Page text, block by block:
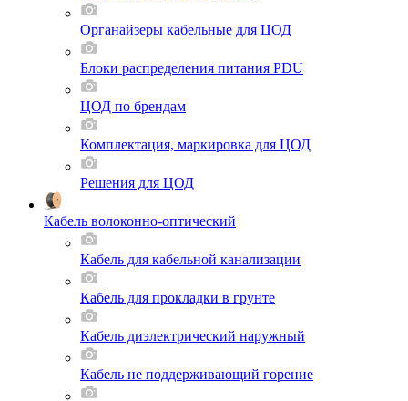
Органайзеры кабельные для ЦОД
Блоки распределения питания PDU
ЦОД по брендам
Комплектация, маркировка для ЦОД
Решения для ЦОД
Кабель волоконно-оптический
Кабель для кабельной канализации
Кабель для прокладки в грунте
Кабель диэлектрический наружный
Кабель не поддерживающий горение